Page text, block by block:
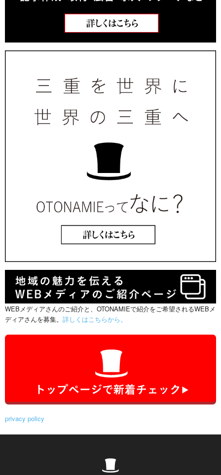
WEBメディアさんのご紹介と、OTONAMIEで紹介をご希望されるWEBメ
ディアさんを募集。 詳しくはこちらから。
privacy policy